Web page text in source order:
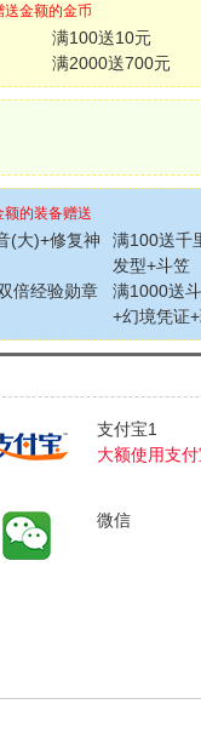
送金额的金币
满100送10元
满2000送700元
的装备赠送
(大)+修复神
满100送千
发型+斗笠
倍经验勋章
满1000送
+幻境凭证
支付宝1
大额使用支付
微信